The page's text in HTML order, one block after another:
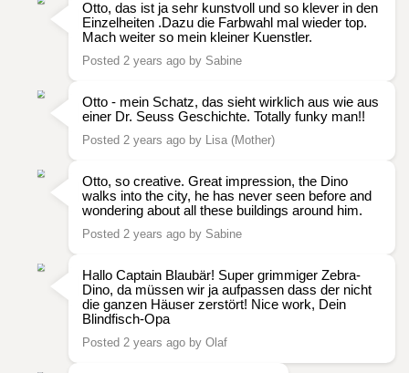
Otto, das ist ja sehr kunstvoll und so klever in den
Einzelheiten .Dazu die Farbwahl mal wieder top.
Mach weiter so mein kleiner Kuenstler.
Posted 2 years ago by Sabine
Otto - mein Schatz, das sieht wirklich aus wie aus
einer Dr. Seuss Geschichte. Totally funky man!!
Posted 2 years ago by Lisa (Mother)
Otto, so creative. Great impression, the Dino
walks into the city, he has never seen before and
wondering about all these buildings around him.
Posted 2 years ago by Sabine
Hallo Captain Blaubär! Super grimmiger Zebra-
Dino, da müssen wir ja aufpassen dass der nicht
die ganzen Häuser zerstört! Nice work, Dein
Blindfisch-Opa
Posted 2 years ago by Olaf